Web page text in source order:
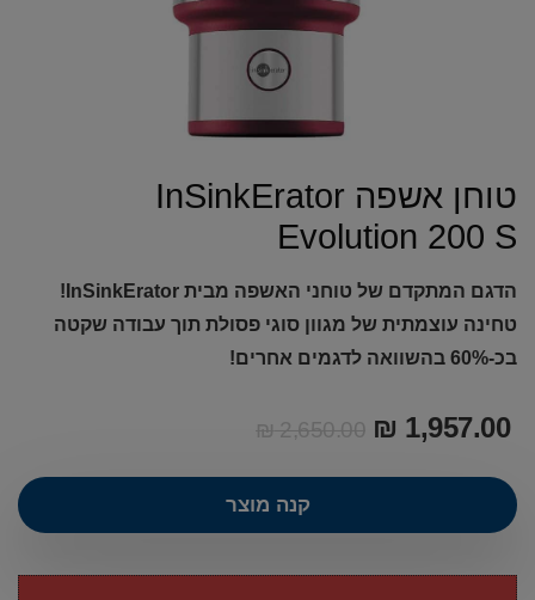
טוחן אשפה InSinkErator
Evolution 200 S
הדגם המתקדם של טוחני האשפה מבית InSinkErator!
טחינה עוצמתית של מגוון סוגי פסולת תוך עבודה שקטה
בכ-60% בהשוואה לדגמים אחרים!
₪2,650.00 ₪ 1,957.00
קנה מוצר